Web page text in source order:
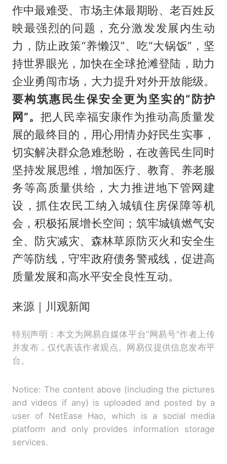
作中最难受、市场主体最期盼、老百姓反
映最强烈的问题，充分激发发展内生动
力，防止政策“养懒汉”、吃“大锅饭”，坚
持世界眼光，加快在全球抢滩登陆，助力
企业勇闯市场，大力提升对外开放能级。
要构筑惠民生保安全更为坚实的“防护
网”。 把人民幸福安康作为推动高质量发
展的最终目的，用心用情办好民生实事，
切实解决群众急难愁盼，在改善民生同时
坚持发展思维，增加医疗、教育、养老服
务等高质量供给，大力推进地下管网建
设，抓住农民工纳入城镇住房保障等机
会，积极拓展增长空间；筑牢城镇燃气安
全、防灾减灾、森林草原防灭火和安全生
产等防线，守牢政府债务警戒线，促进高
质量发展和高水平安全良性互动。
来源｜川观新闻
特别声明：本文为网易自媒体平台“网易号”作者上传
并发布，仅代表该作者观点。网易仅提供信息发布平
台。
Notice: The content above (including the pictures
and videos if any) is uploaded and posted by a
user of NetEase Hao, which is a social media
platform and only provides information storage
services.